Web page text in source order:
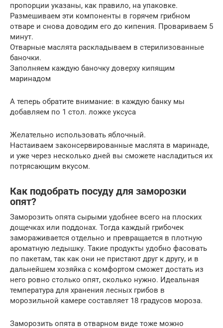
пропорции указаны, как правило, на упаковке.
Размешиваем эти компоненты в горячем грибном
отваре и снова доводим его до кипения. Провариваем 5
минут.
Отварные маслята раскладываем в стерилизованные
баночки.
Заполняем каждую баночку доверху кипящим
маринадом
А теперь обратите внимание: в каждую банку мы
добавляем по 1 стол. ложке уксуса
Желательно использовать яблочный.
Настаиваем законсервированные маслята в маринаде,
и уже через несколько дней вы сможете насладиться их
потрясающим вкусом.
Как подобрать посуду для заморозки
опят?
Заморозить опята сырыми удобнее всего на плоских
дощечках или поддонах. Тогда каждый грибочек
замораживается отдельно и превращается в плотную
ароматную ледышку. Такие продукты удобно фасовать
по пакетам, так как они не пристают друг к другу, и в
дальнейшем хозяйка с комфортом сможет достать из
него ровно столько опят, сколько нужно. Идеальная
температура для хранения лесных грибов в
морозильной камере составляет 18 градусов мороза.
Заморозить опята в отварном виде тоже можно